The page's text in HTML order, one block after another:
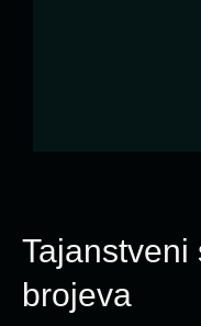
Tajanstveni
brojeva